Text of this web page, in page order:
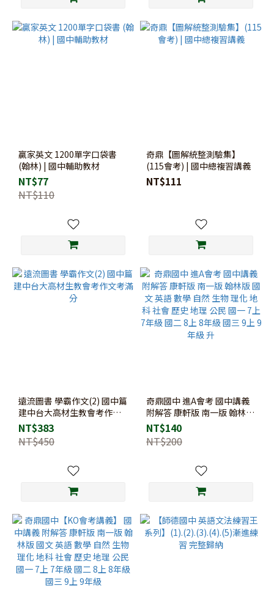
贏家英文 1200單字口袋書
(翰林) | 國中輔助教材
NT$77
NT$110
奇鼎【圖解統整測驗集】
(115會考) | 國中總複習講義
NT$111
遠流圖書 學霸作文(2) 國中篇
建中台大高材生教會考作文
考滿分
NT$383
NT$450
奇鼎國中 進A會考 國中講義
附解答 康軒版 南一版 翰林版
國文 英語 數學 自然 生物 理
化 地科 社會 歷史 地理 公民
國一 7上 7年級 國二 8上 8年
NT$140
NT$200